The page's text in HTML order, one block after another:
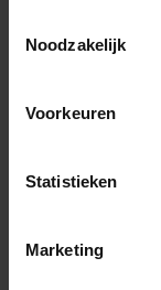
Noodzakelijk
Voorkeuren
Statistieken
Marketing